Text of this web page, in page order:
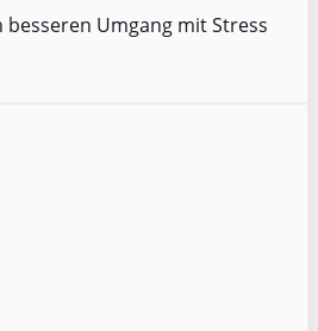
Umgang mit Stress